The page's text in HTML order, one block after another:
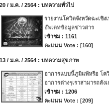
20 / ม.ค. / 2564 : บทความทั่วไป
รายงานโควิดจังหวัดฉะเชิง
อัพเดทข้อมูลข่าวสาร
เข้าชม : 1161
คะแนน Vote : [160]
13 / ม.ค. / 2564 : บทความสุขภาพ
อาการแบบนี้ภูมิแพ้หรือ โค
อาการต่างๆเราสามารถสัง
เข้าชม : 1206
คะแนน Vote : [209]